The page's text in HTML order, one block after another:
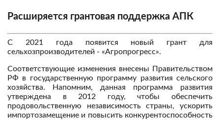
Расширяется грантовая поддержка АПК
С 2021 года появится новый грант для
сельхозпроизводителей - «Агропрогресс».
Соответствующие изменения внесены Правительством
РФ в государственную программу развития сельского
хозяйства. Напомним, данная программа развития
утверждена в 2012 году, чтобы обеспечить
продовольственную независимость страны, ускорить
импортозамещение и повысить конкурентоспособность